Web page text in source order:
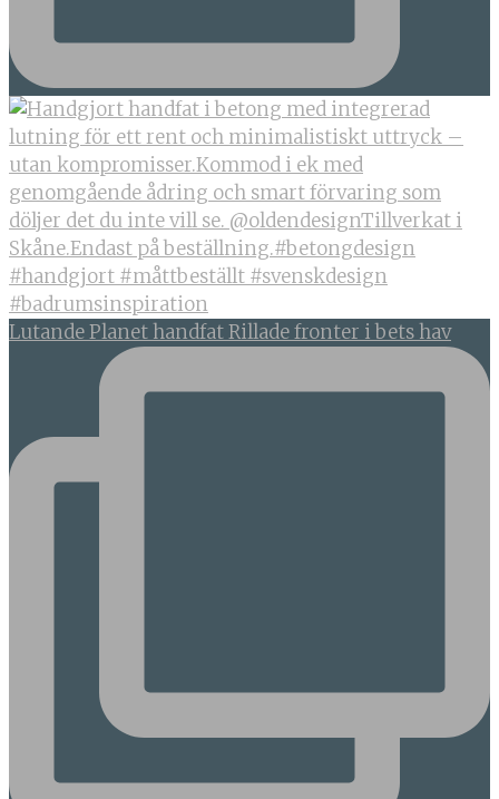
Lutande Planet handfat Rillade fronter i bets hav